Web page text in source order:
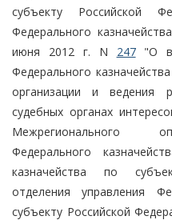
субъекту Российской
Федерального
июня 2012 г. N 247"О
Федерального
организации и ведения
судебных органах
Межрегионального
Федерального
казначейства по
отделения управления
субъекту Российской